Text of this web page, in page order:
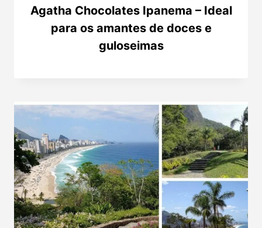
Agatha Chocolates Ipanema – Ideal
para os amantes de doces e
guloseimas